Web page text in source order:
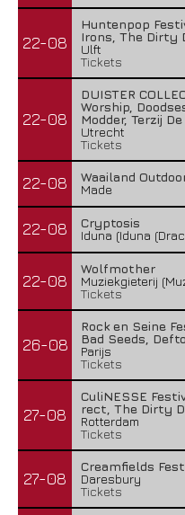
22-08
Huntenpop
Irons, The Dirty
Ulft
Tickets
22-08
DUISTER
Worship,
Modder, Terzij
Utrecht
Tickets
22-08
Waailand
Made
22-08
Cryptosis
Iduna (Iduna
22-08
Wolfmother
Muziekgieterij
Tickets
26-08
Rock en Seine
Bad Seeds,
Parijs
Tickets
27-08
CuliNESSE
rect, The Dirty
Rotterdam
Tickets
27-08
Creamfields
Daresbury
Tickets